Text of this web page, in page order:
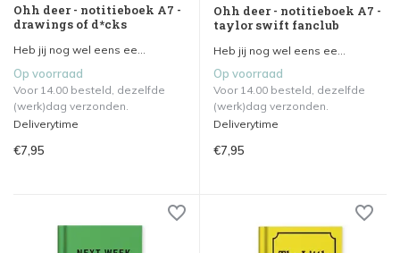
Ohh deer - notitieboek A7 -
drawings of d*cks
Heb jij nog wel eens ee...
Op voorraad
Voor 14.00 besteld, dezelfde
(werk)dag verzonden.
Deliverytime
€7,95
Ohh deer - notitieboek A7 -
taylor swift fanclub
Heb jij nog wel eens ee...
Op voorraad
Voor 14.00 besteld, dezelfde
(werk)dag verzonden.
Deliverytime
€7,95